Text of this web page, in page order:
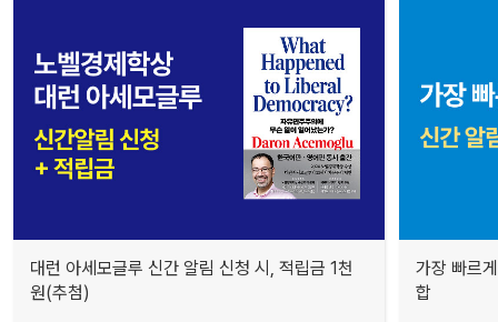
대런 아세모글루 신간 알림 신청 시, 적립금 1천
원(추첨)
가장 빠르
합